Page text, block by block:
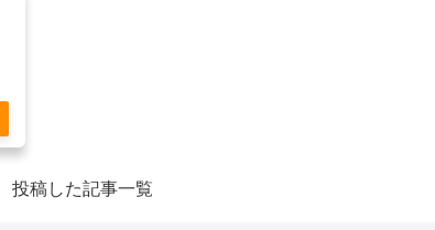
投稿した記事一覧